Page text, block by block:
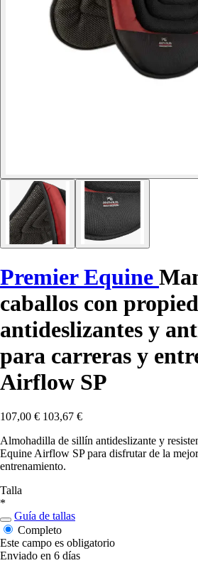
Premier Equine
caballos con
antideslizantes y
para carreras y
Airflow SP
107,00 € 103,67 €
Almohadilla de sillín antideslizante y
Equine Airflow SP para disfrutar de la
entrenamiento.
Talla
*
Guía de tallas
Completo
Este campo es obligatorio
Enviado en 6 días